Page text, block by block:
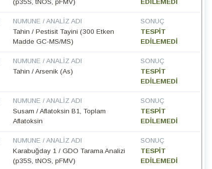
(p35S, tNOS, pFMV)
EDİLEMEDİ
NUMUNE / ANALIZ ADI
Tahin / Pestisit Tayini (300 Etken
Madde GC-MS/MS)
SONUÇ
TESPİT
EDİLEMEDİ
NUMUNE / ANALIZ ADI
Tahin / Arsenik (As)
SONUÇ
TESPİT
EDİLEMEDİ
NUMUNE / ANALIZ ADI
Susam / Aflatoksin B1, Toplam
Aflatoksin
SONUÇ
TESPİT
EDİLEMEDİ
NUMUNE / ANALIZ ADI
Karabuğday 1 / GDO Tarama Analizi
(p35S, tNOS, pFMV)
SONUÇ
TESPİT
EDİLEMEDİ